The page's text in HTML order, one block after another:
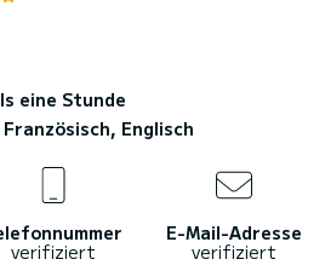
eine Stunde
Französisch, Englisch
verifiziert
E-Mail-Adresse
verifiziert